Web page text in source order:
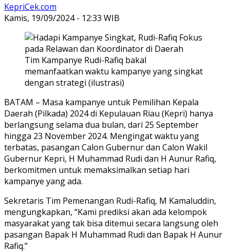
KepriCek.com
Kamis, 19/09/2024 - 12:33 WIB
Tim Kampanye Rudi-Rafiq bakal
memanfaatkan waktu kampanye yang singkat
dengan strategi (ilustrasi)
BATAM – Masa kampanye untuk Pemilihan Kepala
Daerah (Pilkada) 2024 di Kepulauan Riau (Kepri) hanya
berlangsung selama dua bulan, dari 25 September
hingga 23 November 2024. Mengingat waktu yang
terbatas, pasangan Calon Gubernur dan Calon Wakil
Gubernur Kepri, H Muhammad Rudi dan H Aunur Rafiq,
berkomitmen untuk memaksimalkan setiap hari
kampanye yang ada.
Sekretaris Tim Pemenangan Rudi-Rafiq, M Kamaluddin,
mengungkapkan, “Kami prediksi akan ada kelompok
masyarakat yang tak bisa ditemui secara langsung oleh
pasangan Bapak H Muhammad Rudi dan Bapak H Aunur
Rafiq.”